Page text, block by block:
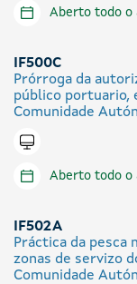
Aberto todo o
IF500C
Prórroga da
público portuario,
Comunidade
Tramitar en liña
Aberto todo o
IF502A
Práctica da
zonas de servizo
Comunidade